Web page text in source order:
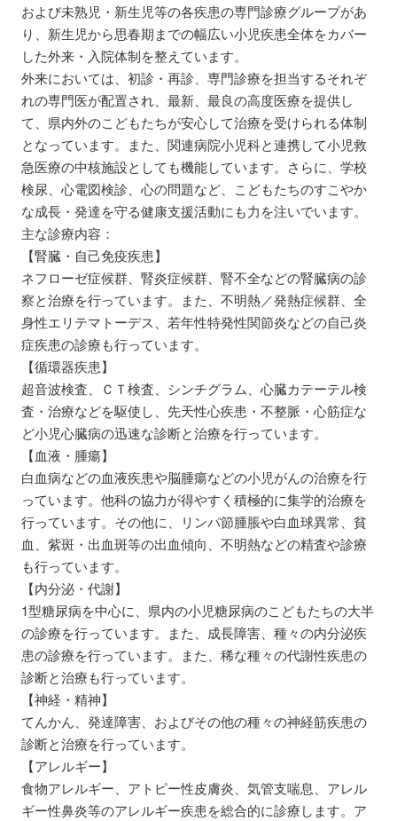
および未熟児・新生児等の各疾患の専門診療グループがあ
り、新生児から思春期までの幅広い小児疾患全体をカバー
した外来・入院体制を整えています。
外来においては、初診・再診、専門診療を担当するそれぞ
れの専門医が配置され、最新、最良の高度医療を提供し
て、県内外のこどもたちが安心して治療を受けられる体制
となっています。また、関連病院小児科と連携して小児救
急医療の中核施設としても機能しています。さらに、学校
検尿、心電図検診、心の問題など、こどもたちのすこやか
な成長・発達を守る健康支援活動にも力を注いでいます。
主な診療内容：
【腎臓・自己免疫疾患】
ネフローゼ症候群、腎炎症候群、腎不全などの腎臓病の診
察と治療を行っています。また、不明熱／発熱症候群、全
身性エリテマトーデス、若年性特発性関節炎などの自己炎
症疾患の診療も行っています。
【循環器疾患】
超音波検査、ＣＴ検査、シンチグラム、心臓カテーテル検
査・治療などを駆使し、先天性心疾患・不整脈・心筋症な
ど小児心臓病の迅速な診断と治療を行っています。
【血液・腫瘍】
白血病などの血液疾患や脳腫瘍などの小児がんの治療を行
っています。他科の協力が得やすく積極的に集学的治療を
行っています。その他に、リンパ節腫脹や白血球異常、貧
血、紫斑・出血斑等の出血傾向、不明熱などの精査や診療
も行っています。
【内分泌・代謝】
1型糖尿病を中心に、県内の小児糖尿病のこどもたちの大半
の診療を行っています。また、成長障害、種々の内分泌疾
患の診療を行っています。また、稀な種々の代謝性疾患の
診断と治療も行っています。
【神経・精神】
てんかん、発達障害、およびその他の種々の神経筋疾患の
診断と治療を行っています。
【アレルギー】
食物アレルギー、アトピー性皮膚炎、気管支喘息、アレル
ギー性鼻炎等のアレルギー疾患を総合的に診療します。ア